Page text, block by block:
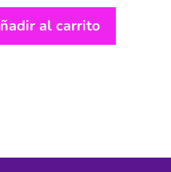
al carrito